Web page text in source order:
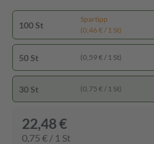
100 St
Spartipp
(0,46 € / 1 St)
50 St (0,59 € / 1 St)
30 St (0,75 € / 1 St)
22,48 €
0,75 € / 1 St